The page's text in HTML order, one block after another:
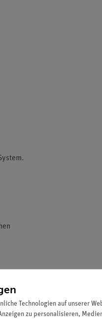
einrasten
Technologien auf unserer
zu personalisieren,